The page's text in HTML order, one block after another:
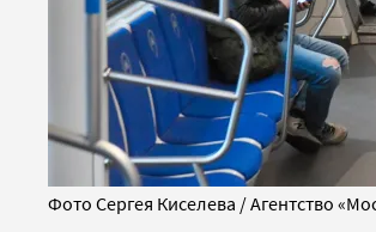
Фото Сергея Киселева / Агентство